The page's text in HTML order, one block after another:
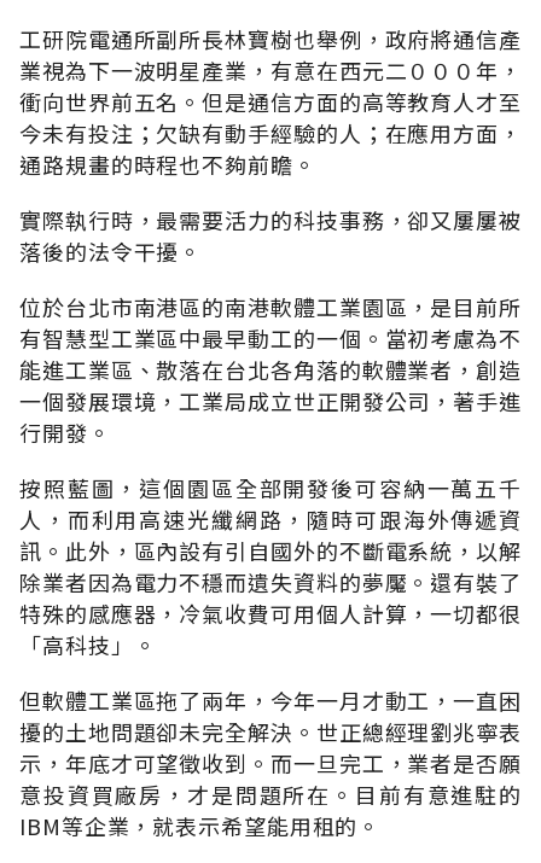
工研院電通所副所長林寶樹也舉例，政府將通信產
業視為下一波明星產業，有意在西元二０００年，
衝向世界前五名。但是通信方面的高等教育人才至
今未有投注；欠缺有動手經驗的人；在應用方面，
通路規畫的時程也不夠前瞻。
實際執行時，最需要活力的科技事務，卻又屢屢被
落後的法令干擾。
位於台北市南港區的南港軟體工業園區，是目前所
有智慧型工業區中最早動工的一個。當初考慮為不
能進工業區、散落在台北各角落的軟體業者，創造
一個發展環境，工業局成立世正開發公司，著手進
行開發。
按照藍圖，這個園區全部開發後可容納一萬五千
人，而利用高速光纖網路，隨時可跟海外傳遞資
訊。此外，區內設有引自國外的不斷電系統，以解
除業者因為電力不穩而遺失資料的夢魘。還有裝了
特殊的感應器，冷氣收費可用個人計算，一切都很
「高科技」。
但軟體工業區拖了兩年，今年一月才動工，一直困
擾的土地問題卻未完全解決。世正總經理劉兆寧表
示，年底才可望徵收到。而一旦完工，業者是否願
意投資買廠房，才是問題所在。目前有意進駐的
IBM等企業，就表示希望能用租的。